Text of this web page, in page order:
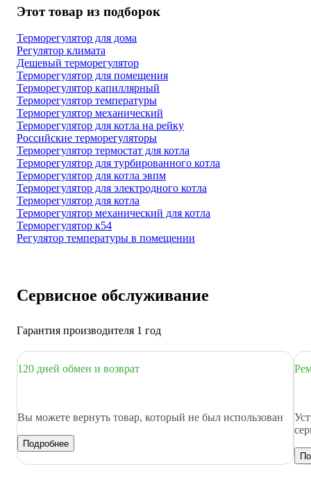
Этот товар из подборок
Терморегулятор для дома
Регулятор климата
Дешевый терморегулятор
Терморегулятор для помещения
Терморегулятор капиллярный
Терморегулятор температуры
Терморегулятор механический
Терморегулятор для котла на рейку
Российские терморегуляторы
Терморегулятор термостат для котла
Терморегулятор для турбированного котла
Терморегулятор для котла эвпм
Терморегулятор для электродного котла
Терморегулятор для котла
Терморегулятор механический для котла
Терморегулятор к54
Регулятор температуры в помещении
Сервисное обслуживание
Гарантия производителя 1 год
120 дней обмен и возврат
Вы можете вернуть товар, который не был использован
Подробнее